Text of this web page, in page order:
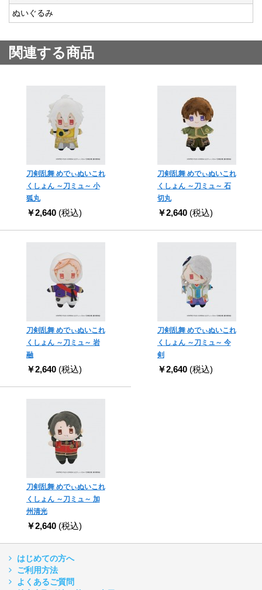
ぬいぐるみ
関連する商品
刀剣乱舞 めでぃぬいこれ
くしょん ～刀ミュ～ 小
狐丸
￥2,640 (税込)
刀剣乱舞 めでぃぬいこれ
くしょん ～刀ミュ～ 石
切丸
￥2,640 (税込)
刀剣乱舞 めでぃぬいこれ
くしょん ～刀ミュ～ 岩
融
￥2,640 (税込)
刀剣乱舞 めでぃぬいこれ
くしょん ～刀ミュ～ 今
剣
￥2,640 (税込)
刀剣乱舞 めでぃぬいこれ
くしょん ～刀ミュ～ 加
州清光
￥2,640 (税込)
はじめての方へ
ご利用方法
よくあるご質問